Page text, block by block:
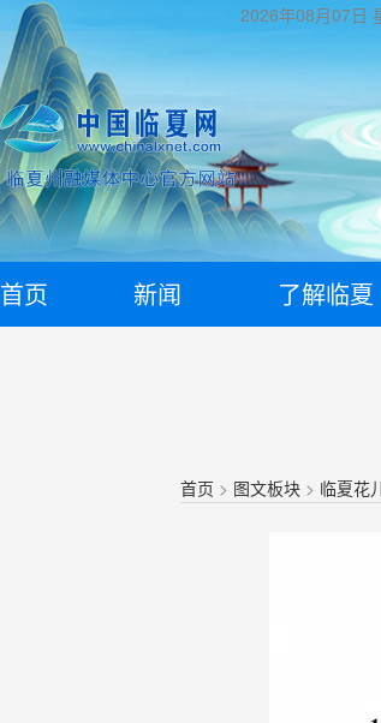
2026年08月07日
首页 新闻 了解临夏
首页 > 图文板块 > 临夏花